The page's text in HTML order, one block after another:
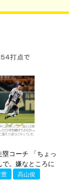
コーチ 「ちょっ
で。嫌なところに
高山俊